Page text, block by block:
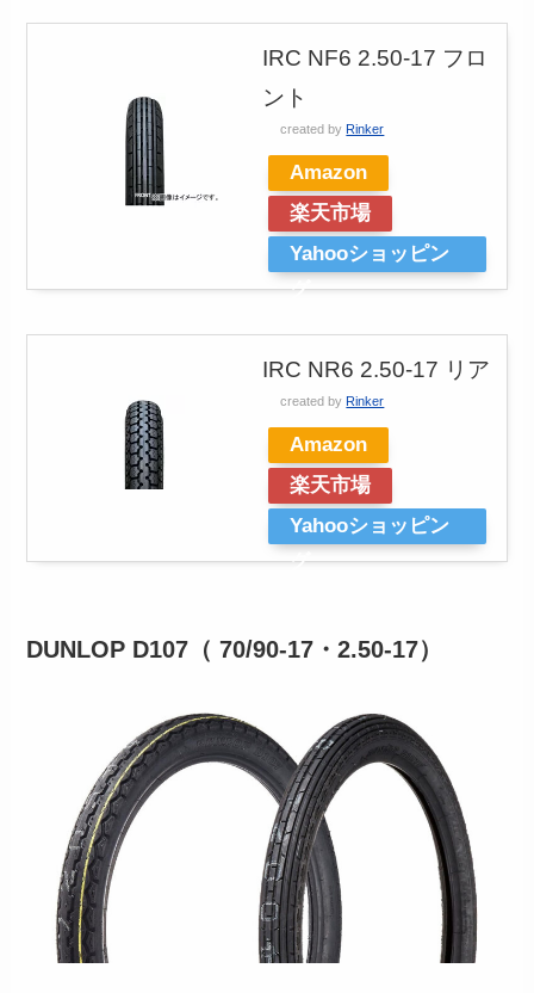
IRC NF6 2.50-17 フロ
ント
created by Rinker
Amazon
楽天市場
Yahooショッピン
グ
IRC NR6 2.50-17 リア
created by Rinker
Amazon
楽天市場
Yahooショッピン
グ
DUNLOP D107（ 70/90-17・2.50-17）